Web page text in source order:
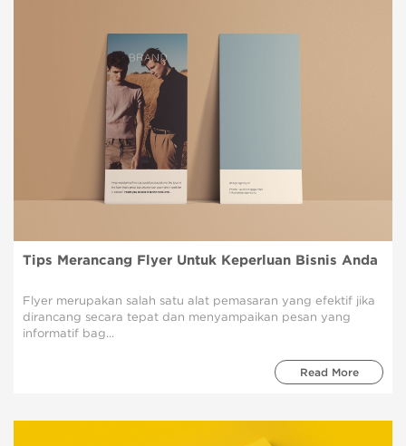
Tips Merancang Flyer Untuk Keperluan Bisnis Anda
Flyer merupakan salah satu alat pemasaran yang efektif jika
dirancang secara tepat dan menyampaikan pesan yang
informatif bag...
Read More